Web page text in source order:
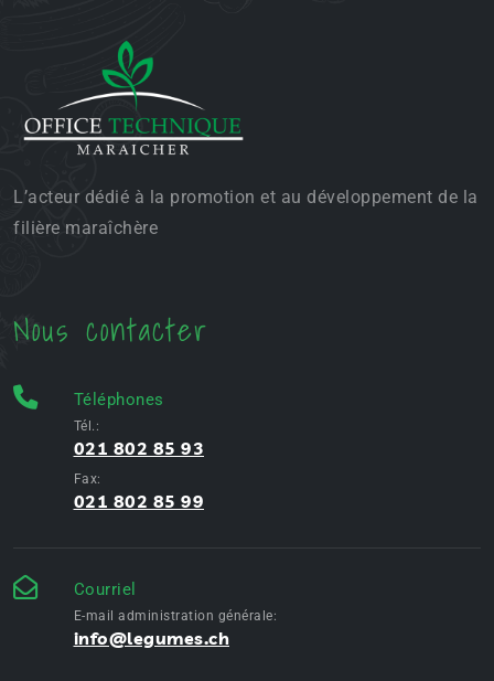
L’acteur dédié à la promotion et au développement de la
filière maraîchère
Nous contacter
Téléphones
Tél.:
021 802 85 93
Fax:
021 802 85 99
Courriel
E-mail administration générale:
info@legumes.ch